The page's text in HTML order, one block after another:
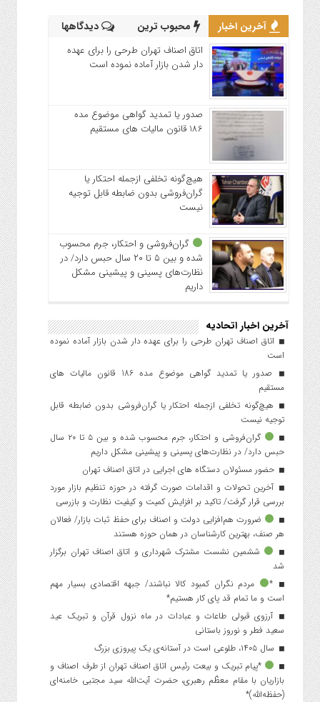
آخرین اخبار محبوب ترین دیدگاهها
اتاق اصناف تهران طرحی را برای عهده
دار شدن بازار آماده نموده است
صدور یا تمدید گواهی موضوع مده
186 قانون مالیات های مستقیم
هیچ‌گونه تخلفی ازجمله احتکار یا
گران‌فروشی بدون ضابطه قابل توجیه
نیست
گران‌فروشی و احتکار، جرم محسوب
شده و بین ۵ تا ۲۰ سال حبس دارد/ در
نظارت‌های پسینی و پیشینی مشکل
داریم
آخرین اخبار اتحادیه
اتاق اصناف تهران طرحی را برای عهده دار شدن بازار آماده نموده
است
صدور یا تمدید گواهی موضوع مده 186 قانون مالیات های
مستقیم
هیچ‌گونه تخلفی ازجمله احتکار یا گران‌فروشی بدون ضابطه قابل
توجیه نیست
گران‌فروشی و احتکار، جرم محسوب شده و بین ۵ تا ۲۰ سال
حبس دارد/ در نظارت‌های پسینی و پیشینی مشکل داریم
حضور مسئولان دستگاه های اجرایی در اتاق اصناف تهران
آخرین تحولات و اقدامات صورت گرفته در حوزه تنظیم بازار مورد
بررسی قرار گرفت/ تاکید بر افزایش کمیت و کیفیت نظارت و بازرسی
ضرورت هم‌افزایی دولت و اصناف برای حفظ ثبات بازار/ فعالان
هر صنف، بهترین کارشناسان در همان حوزه هستند
ششمین نشست مشترک شهرداری و اتاق اصناف تهران برگزار
شد
*
مردم نگران کمبود کالا نباشند/ جبهه اقتصادی بسیار مهم
است و ما تمام قد پای کار هستیم*
آرزوی قبولی طاعات و عبادات در ماه نزول قرآن و تبریک عید
سعید فطر و نوروز باستانی
سال ۱۴۰۵، طلوعی است در آستانه‌ی یک پیروزی بزرگ
*پیام تبریک و بیعت رئیس اتاق اصناف تهران از طرف اصناف و
بازاریان با مقام معظّم رهبری، حضرت آیت‌الله سید مجتبی خامنه‌ای
(حفظه‌الله)*